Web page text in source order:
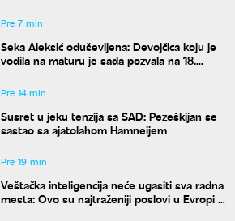
Pre 7 min
Seka Aleksić oduševljena: Devojčica koju je
vodila na maturu je sada pozvala na 18.
Pre 14 min
Susret u jeku tenzija sa SAD: Pezeškijan se
sastao sa ajatolahom Hamneijem
Pre 19 min
Veštačka inteligencija neće ugasiti sva radna
mesta: Ovo su najtraženiji poslovi u Evropi u